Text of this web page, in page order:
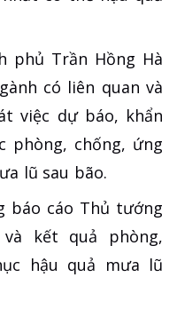
phủ Trần Hồng Hà
có liên quan và
việc dự báo, khẩn
phòng, chống, ứng
lũ sau bão.
báo cáo Thủ tướng
kết quả phòng,
hậu quả mưa lũ